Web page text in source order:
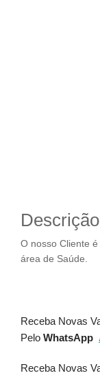
Descrição
O nosso Cliente
área de Saúde.
Receba Novas
Pelo WhatsApp
Receba Novas